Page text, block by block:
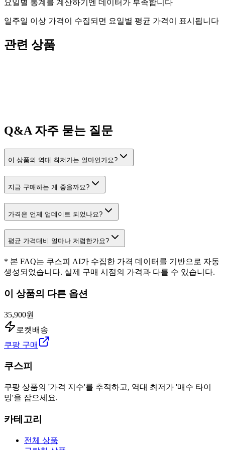
요일별 통계를 계산하기엔 데이터가 부족합니다
일주일 이상 가격이 수집되면 요일별 평균 가격이 표시됩니다
관련 상품
Q&A자주 묻는 질문
이 상품의 역대 최저가는 얼마인가요?
지금 구매하는 게 좋을까요?
가격은 언제 업데이트 되었나요?
평균 가격대비 얼마나 저렴한가요?
* 본 FAQ는 쿠스피 AI가 수집한 가격 데이터를 기반으로 자동
생성되었습니다. 실제 구매 시점의 가격과 다를 수 있습니다.
이 상품의 다른 옵션
35,900원
로켓배송
쿠팡 구매
쿠스피
쿠팡 상품의 '가격 지수'를 추적하고, 역대 최저가 '매수 타이
밍'을 잡으세요.
카테고리
전체 상품